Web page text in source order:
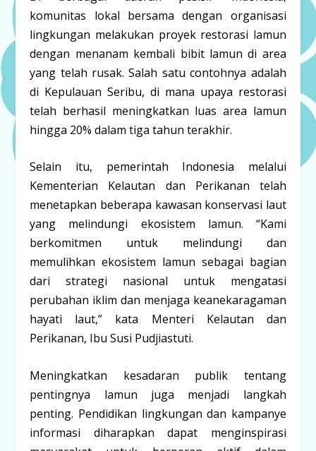
komunitas lokal bersama dengan organisasi
lingkungan melakukan proyek restorasi lamun
dengan menanam kembali bibit lamun di area
yang telah rusak. Salah satu contohnya adalah
di Kepulauan Seribu, di mana upaya restorasi
telah berhasil meningkatkan luas area lamun
hingga 20% dalam tiga tahun terakhir.
Selain itu, pemerintah Indonesia melalui
Kementerian Kelautan dan Perikanan telah
menetapkan beberapa kawasan konservasi laut
yang melindungi ekosistem lamun. “Kami
berkomitmen untuk melindungi dan
memulihkan ekosistem lamun sebagai bagian
dari strategi nasional untuk mengatasi
perubahan iklim dan menjaga keanekaragaman
hayati laut,” kata Menteri Kelautan dan
Perikanan, Ibu Susi Pudjiastuti.
Meningkatkan kesadaran publik tentang
pentingnya lamun juga menjadi langkah
penting. Pendidikan lingkungan dan kampanye
informasi diharapkan dapat menginspirasi